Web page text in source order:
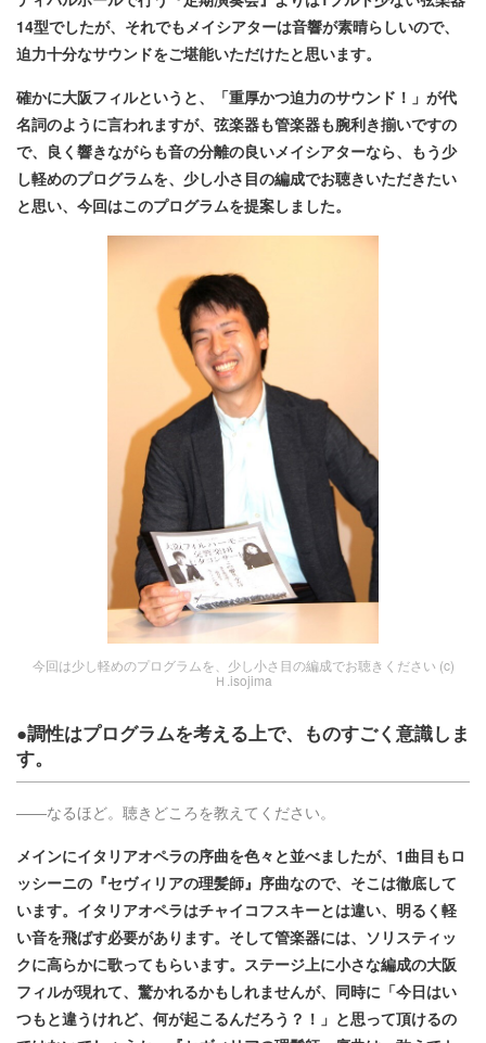
14型でしたが、それでもメイシアターは音響が素晴らしいので、
迫力十分なサウンドをご堪能いただけたと思います。
確かに大阪フィルというと、「重厚かつ迫力のサウンド！」が代
名詞のように言われますが、弦楽器も管楽器も腕利き揃いですの
で、良く響きながらも音の分離の良いメイシアターなら、もう少
し軽めのプログラムを、少し小さ目の編成でお聴きいただきたい
と思い、今回はこのプログラムを提案しました。
今回は少し軽めのプログラムを、少し小さ目の編成でお聴きください (c)
Ｈ.isojima
●調性はプログラムを考える上で、ものすごく意識しま
す。
――なるほど。聴きどころを教えてください。
メインにイタリアオペラの序曲を色々と並べましたが、1曲目もロ
ッシーニの『セヴィリアの理髪師』序曲なので、そこは徹底して
います。イタリアオペラはチャイコフスキーとは違い、明るく軽
い音を飛ばす必要があります。そして管楽器には、ソリスティッ
クに高らかに歌ってもらいます。ステージ上に小さな編成の大阪
フィルが現れて、驚かれるかもしれませんが、同時に「今日はい
つもと違うけれど、何が起こるんだろう？！」と思って頂けるの